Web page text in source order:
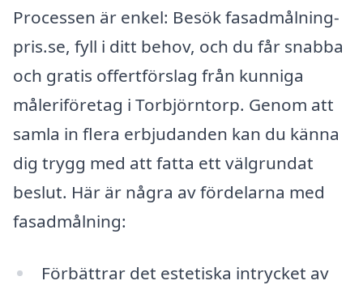
Processen är enkel: Besök fasadmålning-
pris.se, fyll i ditt behov, och du får snabba
och gratis offertförslag från kunniga
måleriföretag i Torbjörntorp. Genom att
samla in flera erbjudanden kan du känna
dig trygg med att fatta ett välgrundat
beslut. Här är några av fördelarna med
fasadmålning:
Förbättrar det estetiska intrycket av